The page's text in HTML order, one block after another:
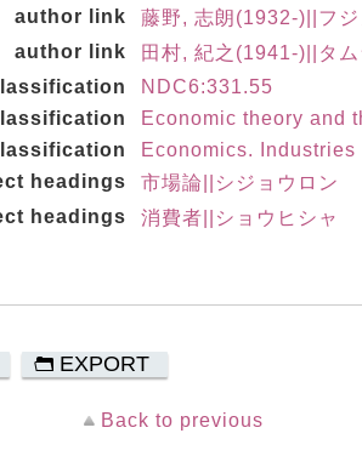
author link
藤野, 志朗(1932-)||フ
author link
田村, 紀之(1941-)||タ
NDC6:331.55
Economic theory and
Economics. Industries
headings
市場論||シジョウロン
headings
消費者||ショウヒシャ
EXPORT
Back to previous